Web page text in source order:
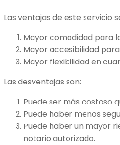
Las ventajas de este servicio
Mayor comodidad para
Mayor accesibilidad
Mayor flexibilidad en
Las desventajas son:
Puede ser más costoso
Puede haber menos
Puede haber un mayor
notario autorizado.